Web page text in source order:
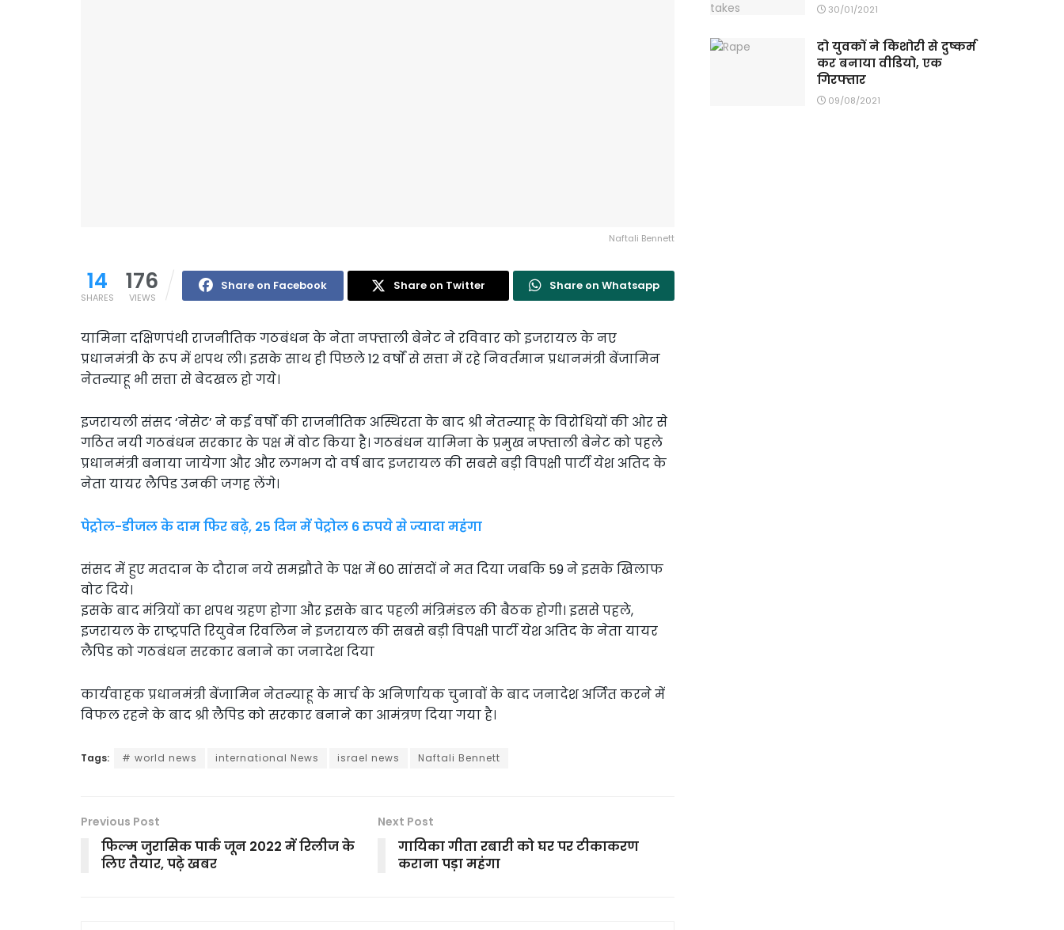
Naftali Bennett
14
SHARES
176
VIEWS
Share on Facebook Share on Twitter Share on Whatsapp
यामिना दक्षिणपंथी राजनीतिक गठबंधन के नेता नफ्ताली बेनेट ने रविवार को इजरायल के नए
प्रधानमंत्री के रूप में शपथ ली। इसके साथ ही पिछले 12 वर्षाें से सत्ता में रहे निवर्तमान प्रधानमंत्री बेंजामिन
नेतन्याहू भी सत्ता से बेदखल हो गये।
इजरायली संसद ‘नेसेट’ ने कई वर्षाें की राजनीतिक अस्थिरता के बाद श्री नेतन्याहू के विरोधियों की ओर से
गठित नयी गठबंधन सरकार के पक्ष में वोट किया है। गठबंधन यामिना के प्रमुख नफ्ताली बेनेट को पहले
प्रधानमंत्री बनाया जायेगा और और लगभग दो वर्ष बाद इजरायल की सबसे बड़ी विपक्षी पार्टी येश अतिद के
नेता यायर लैपिड उनकी जगह लेंगे।
पेट्रोल-डीजल के दाम फिर बढ़े, 25 दिन में पेट्रोल 6 रुपये से ज्यादा महंगा
संसद में हुए मतदान के दौरान नये समझौते के पक्ष में 60 सांसदों ने मत दिया जबकि 59 ने इसके खिलाफ
वोट दिये।
इसके बाद मंत्रियों का शपथ ग्रहण होगा और इसके बाद पहली मंत्रिमंडल की बैठक होगी। इससे पहले,
इजरायल के राष्ट्रपति रियुवेन रिवलिन ने इजरायल की सबसे बड़ी विपक्षी पार्टी येश अतिद के नेता यायर
लैपिड को गठबंधन सरकार बनाने का जनादेश दिया
कार्यवाहक प्रधानमंत्री बेंजामिन नेतन्याहू के मार्च के अनिर्णायक चुनावों के बाद जनादेश अर्जित करने में
विफल रहने के बाद श्री लैपिड को सरकार बनाने का आमंत्रण दिया गया है।
Tags: # world news international News israel news Naftali Bennett
Previous Post
फिल्म जुरासिक पार्क जून 2022 में रिलीज के
लिए तैयार, पढ़े खबर
Next Post
गायिका गीता रबारी को घर पर टीकाकरण
कराना पड़ा महंगा
30/01/2021
दो युवकों ने किशोरी से दुष्कर्म
कर बनाया वीडियो, एक
गिरफ्तार
09/08/2021